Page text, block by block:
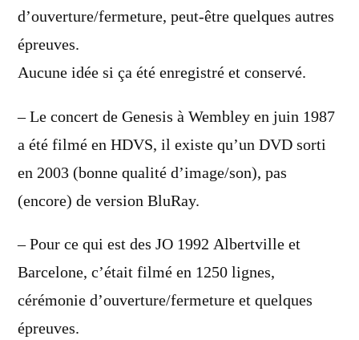
d’ouverture/fermeture, peut-être quelques autres
épreuves.
Aucune idée si ça été enregistré et conservé.
– Le concert de Genesis à Wembley en juin 1987
a été filmé en HDVS, il existe qu’un DVD sorti
en 2003 (bonne qualité d’image/son), pas
(encore) de version BluRay.
– Pour ce qui est des JO 1992 Albertville et
Barcelone, c’était filmé en 1250 lignes,
cérémonie d’ouverture/fermeture et quelques
épreuves.